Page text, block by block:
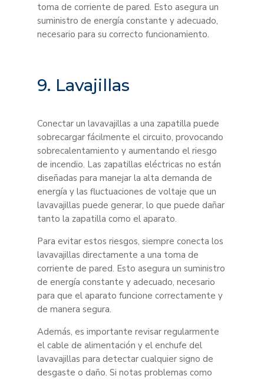
toma de corriente de pared. Esto asegura un
suministro de energía constante y adecuado,
necesario para su correcto funcionamiento.
9. Lavajillas
Conectar un lavavajillas a una zapatilla puede
sobrecargar fácilmente el circuito, provocando
sobrecalentamiento y aumentando el riesgo
de incendio. Las zapatillas eléctricas no están
diseñadas para manejar la alta demanda de
energía y las fluctuaciones de voltaje que un
lavavajillas puede generar, lo que puede dañar
tanto la zapatilla como el aparato.
Para evitar estos riesgos, siempre conecta los
lavavajillas directamente a una toma de
corriente de pared. Esto asegura un suministro
de energía constante y adecuado, necesario
para que el aparato funcione correctamente y
de manera segura.
Además, es importante revisar regularmente
el cable de alimentación y el enchufe del
lavavajillas para detectar cualquier signo de
desgaste o daño. Si notas problemas como